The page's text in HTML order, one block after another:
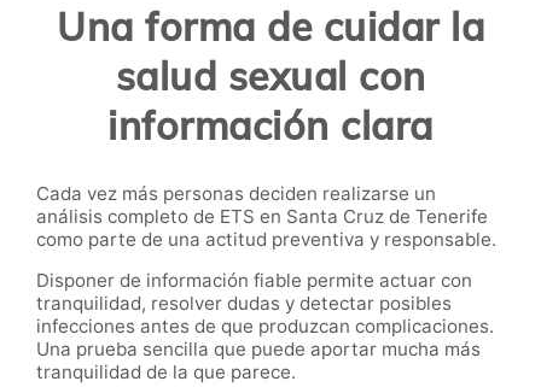
Una forma de cuidar la
salud sexual con
información clara
Cada vez más personas deciden realizarse un
análisis completo de ETS en Santa Cruz de Tenerife
como parte de una actitud preventiva y responsable.
Disponer de información fiable permite actuar con
tranquilidad, resolver dudas y detectar posibles
infecciones antes de que produzcan complicaciones.
Una prueba sencilla que puede aportar mucha más
tranquilidad de la que parece.